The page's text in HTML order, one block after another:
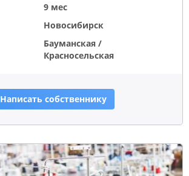
9 мес
Новосибирск
Бауманская /
Красносельская
Написать собственнику